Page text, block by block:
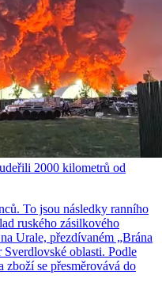
2000 kilometrů od
To jsou následky ranního
ruského zásilkového
Urale, přezdívaném „Brána
oblasti. Podle
se přesměrovává do